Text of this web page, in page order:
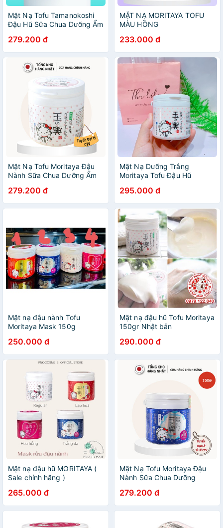
Mặt Nạ Tofu Tamanokoshi
Đậu Hũ Sữa Chua Dưỡng Ẩm
Hóa Da Nhật Bản (150 gam)
279.200 đ
MẶT NẠ MORITAYA TOFU
MÀU HỒNG
233.000 đ
Mặt Nạ Tofu Moritaya Đậu
Nành Sữa Chua Dưỡng Ẩm
Bản Nhiều Phân Loại (150gr)
279.200 đ
Mặt Nạ Dưỡng Trắng
Moritaya Tofu Đậu Hũ
295.000 đ
Mặt nạ đậu nành Tofu
Moritaya Mask 150g
250.000 đ
Mặt nạ đậu hũ Tofu Moritaya
150gr Nhật bản
290.000 đ
Mặt nạ đậu hũ MORITAYA (
Sale chính hãng )
265.000 đ
Mặt Nạ Tofu Moritaya Đậu
Nành Sữa Chua Dưỡng
279.200 đ